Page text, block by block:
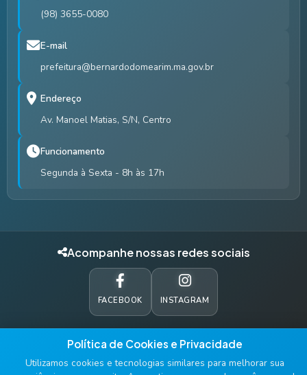
Política de Cookies e Privacidade
Utilizamos cookies e tecnologias similares para melhorar sua
(98) 3655-0080
E-mail
prefeitura@bernardodomearim.ma.gov.br
Endereço
Av. Manoel Matias, S/N, Centro
Funcionamento
Segunda à Sexta - 8h às 17h
Acompanhe nossas redes sociais
FACEBOOK INSTAGRAM
© 2026 Prefeitura Municipal de Bernardo do Mearim - MA. Todos os
direitos reservados.